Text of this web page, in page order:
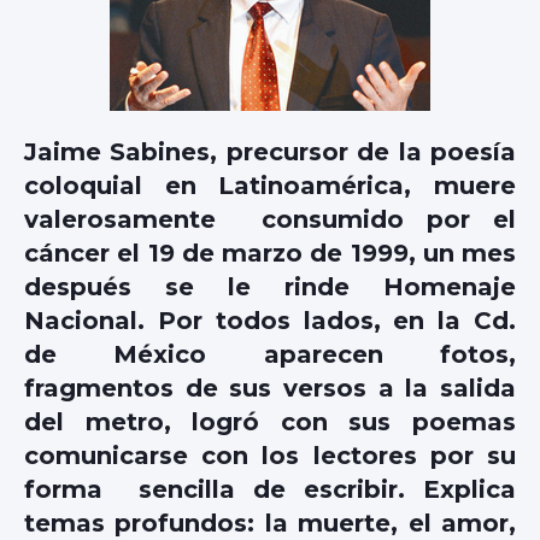
Jaime Sabines, precursor de la poesía
coloquial en Latinoamérica, muere
valerosamente consumido por el
cáncer el 19 de marzo de 1999, un mes
después se le rinde Homenaje
Nacional. Por todos lados, en la Cd.
de México aparecen fotos,
fragmentos de sus versos a la salida
del metro, logró con sus poemas
comunicarse con los lectores por su
forma sencilla de escribir. Explica
temas profundos: la muerte, el amor,